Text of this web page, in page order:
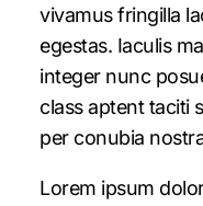
vivamus fringilla
egestas. Iaculis
integer nunc
class aptent taciti
per conubia
Lorem ipsum